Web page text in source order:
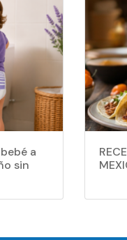
a
sin